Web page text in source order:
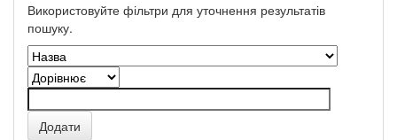
Використовуйте фільтри для уточнення результатів
пошуку.